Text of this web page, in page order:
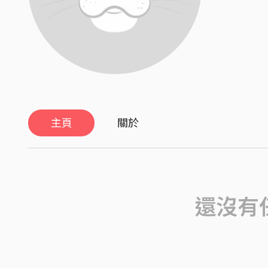
主頁 關於
還沒有